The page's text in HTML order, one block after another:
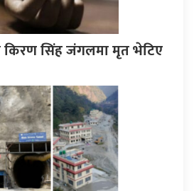
किरण सिंह जंगलमा मृत भेटिए